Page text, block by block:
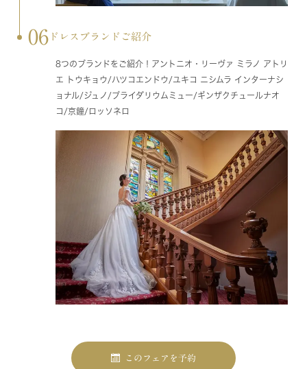
06 ドレスブランドご紹介
8つのブランドをご紹介！アントニオ・リーヴァ ミラノ アトリ
エ トウキョウ/ハツコエンドウ/ユキコ ニシムラ インターナシ
ョナル/ジュノ/ブライダリウムミュー/ギンザクチュールナオ
コ/京鐘/ロッソネロ
このフェアを予約